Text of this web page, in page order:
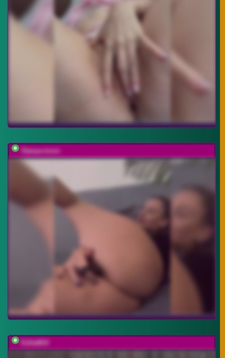
Stasya-moor
EditaMilf